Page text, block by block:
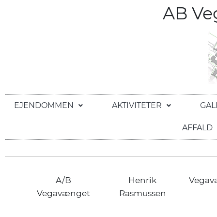
AB
EJENDOMMEN AKTIVITETER
AFFALD
A/B
Vegavænget
Henrik
Rasmussen